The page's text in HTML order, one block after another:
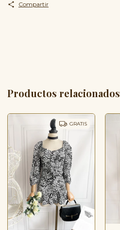
Compartir
Productos relacionados
GRATIS